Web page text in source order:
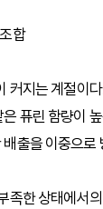
합
커지는 계절이
퓨린 함량이
출을 이중으로
족한 상태에서